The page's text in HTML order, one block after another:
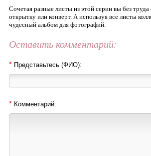
Сочетая разные листы из этой серии вы без труда
открытку или конверт. А используя все листы
чудесный альбом для фотографий.
Оставить комментарий:
* Представьтесь (ФИО):
* Комментарий: